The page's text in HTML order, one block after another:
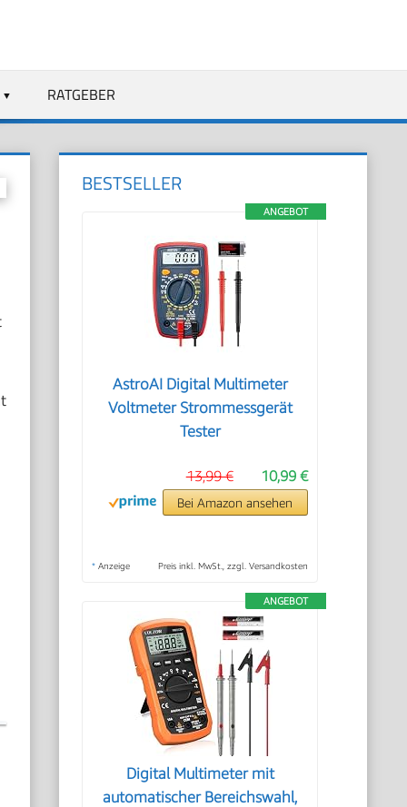
RATGEBER
BESTSELLER
ANGEBOT
AstroAI Digital Multimeter
Voltmeter Strommessgerät
Tester
10,99 €
13,99 €
Bei Amazon ansehen
* Anzeige Preis inkl. MwSt., zzgl. Versandkosten
ANGEBOT
Digital Multimeter mit
automatischer Bereichswahl,